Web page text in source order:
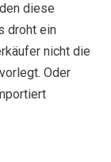
diese
droht ein
nicht die
Oder